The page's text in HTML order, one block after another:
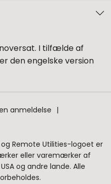
I tilfælde af
den engelske version
anmeldelse
Remote Utilities-logoet er
eller varemærker af
og andre lande. Alle